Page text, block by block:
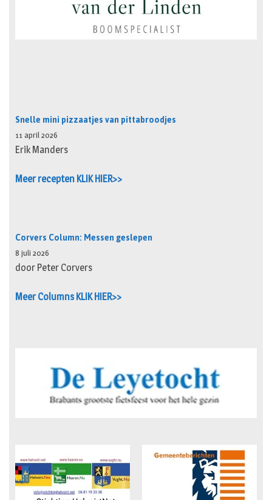
Snelle mini pizzaatjes van pittabroodjes
11 april 2026
Erik Manders
Meer recepten KLIK HIER>>
Corvers Column: Messen geslepen
8 juli 2026
door Peter Corvers
Meer Columns KLIK HIER>>